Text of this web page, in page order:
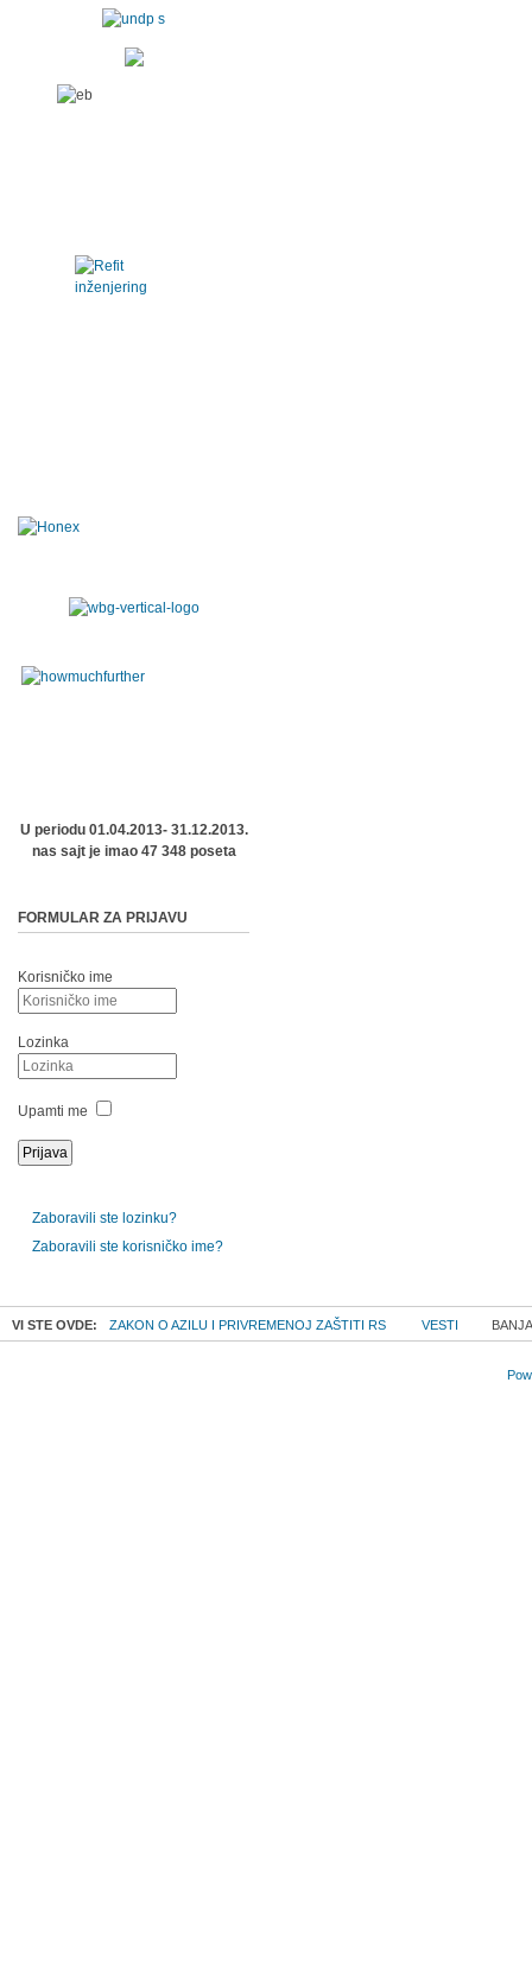
U periodu 01.04.2013- 31.12.2013.
nas sajt je imao 47 348 poseta
FORMULAR ZA PRIJAVU
Korisničko ime
Lozinka
Upamti me
Zaboravili ste lozinku?
Zaboravili ste korisničko ime?
VI STE OVDE: ZAKON O AZILU I PRIVREMENOJ ZAŠTITI RS VESTI